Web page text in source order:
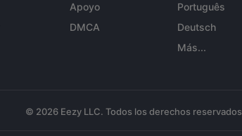
Apoyo
DMCA
Português
Deutsch
Más...
© 2026 Eezy LLC. Todos los derechos reservados